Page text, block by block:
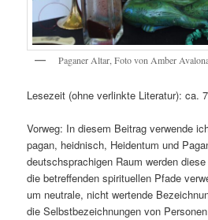
Paganer Altar, Foto von Amber
Lesezeit (ohne verlinkte Literatur): ca.
Vorweg: In diesem Beitrag verwende
pagan, heidnisch, Heidentum und
deutschsprachigen Raum werden
die betreffenden spirituellen Pfade
um neutrale, nicht wertende
die Selbstbezeichnungen von